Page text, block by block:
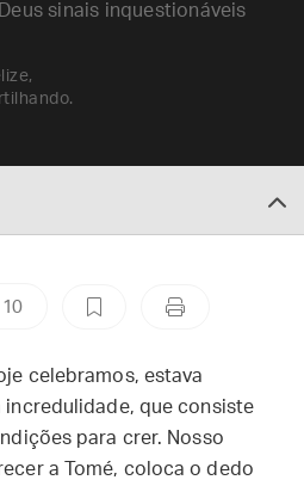
sinais inquestionáveis
10
celebramos, estava
que consiste
para crer. Nosso
a Tomé, coloca o dedo